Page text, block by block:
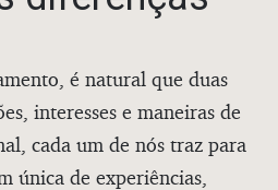
é natural que duas
interesses e maneiras de
cada um de nós traz para
única de experiências,